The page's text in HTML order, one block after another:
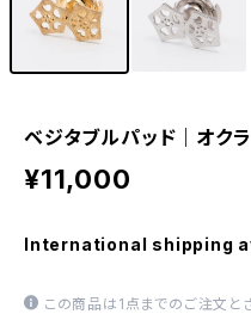
ベジタブルパッド｜オクラ
¥11,000
International shipping
この商品は1点までのご注文と